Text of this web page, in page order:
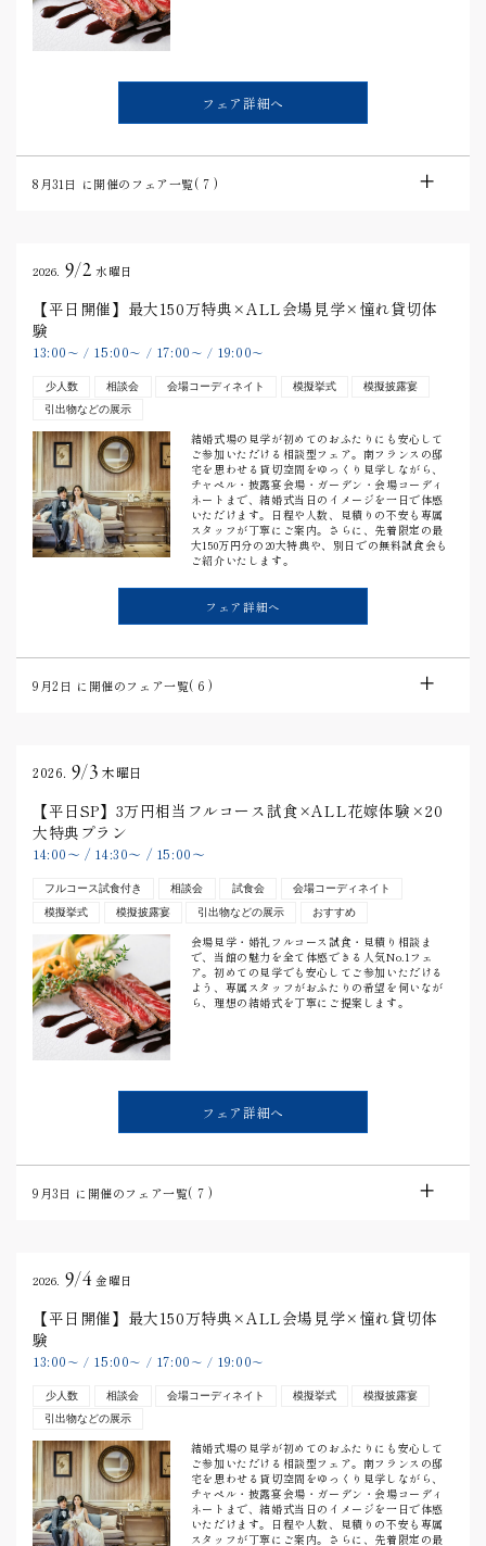
フェア詳細へ
8月31日 に開催のフェア一覧(7 )
2026. 9/2 水曜日
【平日開催】最大150万特典×ALL会場見学×憧れ貸切体
験
13:00 〜/ 15:00〜 / 17:00 〜/ 19:00〜
少人数 相談会 会場コーディネイト 模擬挙式
模擬披露宴
引出物などの展示
結婚式場の見学が初めてのおふたりにも安心して
ご参加いただける相談型フェア。南フランスの邸
宅を思わせる貸切空間をゆっくり見学しながら、
チャペル・披露宴会場・ガーデン・会場コーディ
ネートまで、結婚式当日のイメージを一日で体感
いただけます。日程や人数、見積りの不安も専属
スタッフが丁寧にご案内。さらに、先着限定の最
大150万円分の20大特典や、別日での無料試食会も
ご紹介いたします。
フェア詳細へ
9月2日 に開催のフェア一覧( 6 )
2026. 9/3 木曜日
【平日SP】3万円相当フルコース試食×ALL花嫁体験×20
大特典プラン
14:00〜 / 14:30〜 / 15:00〜
フルコース試食付き 相談会 試食会
会場コーディネイト
模擬挙式
模擬披露宴 引出物などの展示 おすすめ
会場見学・婚礼フルコース試食・見積り相談ま
で、当館の魅力を全て体感できる人気No.1フェ
ア。初めての見学でも安心してご参加いただける
よう、専属スタッフがおふたりの希望を伺いなが
ら、理想の結婚式を丁寧にご提案します。
フェア詳細へ
9月3日 に開催のフェア一覧( 7 )
2026. 9/4 金曜日
【平日開催】最大150万特典×ALL会場見学×憧れ貸切体
験
13:00 〜 / 15:00〜 / 17:00 〜 / 19:00〜
少人数 相談会 会場コーディネイト 模擬挙式
模擬披露宴
引出物などの展示
結婚式場の見学が初めてのおふたりにも安心して
ご参加いただける相談型フェア。南フランスの邸
宅を思わせる貸切空間をゆっくり見学しながら、
チャペル・披露宴会場・ガーデン・会場コーディ
ネートまで、結婚式当日のイメージを一日で体感
いただけます。日程や人数、見積りの不安も専属
スタッフが丁寧にご案内。さらに、先着限定の最